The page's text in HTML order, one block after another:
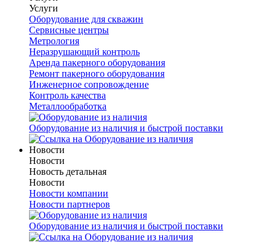
Услуги
Оборудование для скважин
Сервисные центры
Метрология
Неразрушающий контроль
Аренда пакерного оборудования
Ремонт пакерного оборудования
Инженерное сопровождение
Контроль качества
Металлообработка
Оборудование из наличия и быстрой поставки
Новости
Новости
Новость детальная
Новости
Новости компании
Новости партнеров
Оборудование из наличия и быстрой поставки